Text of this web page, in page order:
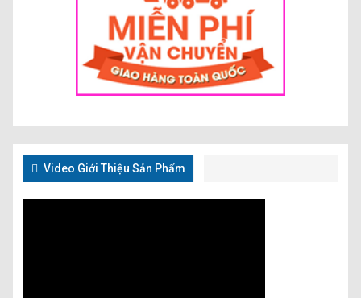
Video Giới Thiệu Sản Phẩm